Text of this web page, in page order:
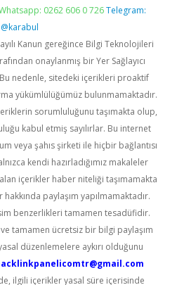
0262 606 0 726 Telegram:
@karabul
Kanun gereğince Bilgi Teknolojileri
onaylanmış bir Yer Sağlayıcı
nedenle, sitedeki içerikleri proaktif
yükümlülüğümüz bulunmamaktadır.
sorumluluğunu taşımakta olup,
kabul etmiş sayılırlar. Bu internet
veya şahıs şirketi ile hiçbir bağlantısı
kendi hazırladığımız makaleler
içerikler haber niteliği taşımamakta
paylaşım yapılmamaktadır.
benzerlikleri tamamen tesadüfidir.
tamamen ücretsiz bir bilgi paylaşım
düzenlemelere aykırı olduğunu
ilgili içerikler yasal süre içerisinde